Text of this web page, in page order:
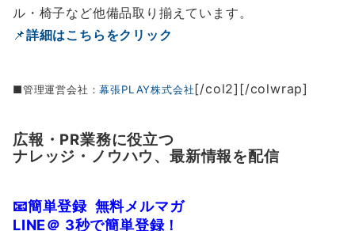
ル・椅子など他備品取り揃えています。
📌詳細はこちらをクリック
■管理運営会社：幕張PLAY株式会社[/col2][/colwrap]
広報・ PR業務に役立つ
ナレッジ・ノウハウ、最新情報を配信
📧簡単登録 無料メルマガ
LINE＠ 3秒で簡単登録！